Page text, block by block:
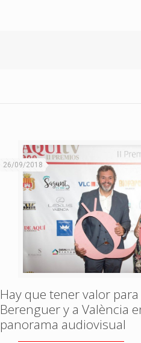
26/09/2018
Hay que tener valor para
Berenguer y a València
panorama audiovisual